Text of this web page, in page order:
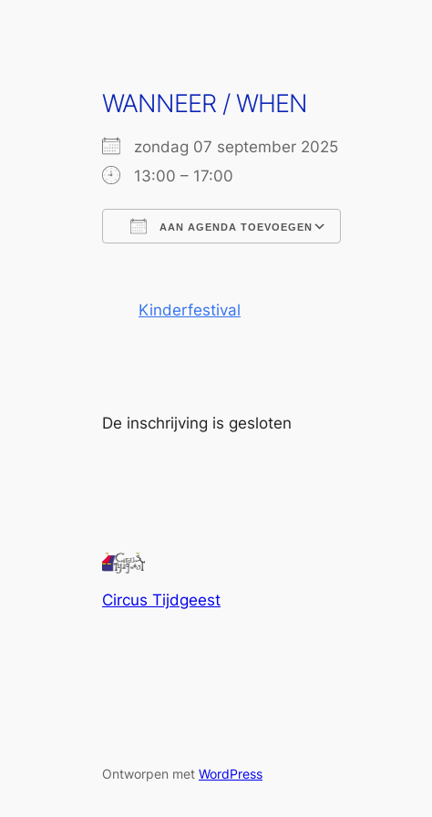
WANNEER / WHEN
zondag 07 september 2025
13:00 – 17:00
AAN AGENDA TOEVOEGEN
Kinderfestival
De inschrijving is gesloten
Circus Tijdgeest
Ontworpen met WordPress